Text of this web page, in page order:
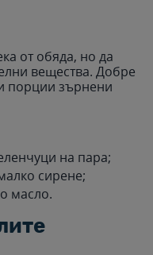
от обяда, но да
вещества. Добре
порции зърнени
на пара;
сирене;
масло.